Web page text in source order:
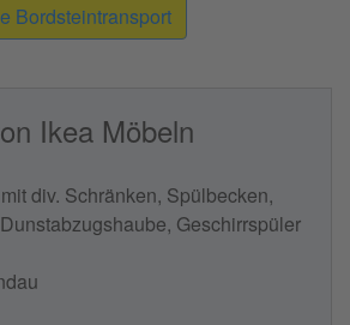
Bordsteintransport
Ikea Möbeln
div. Schränken, Spülbecken,
Geschirrspüler